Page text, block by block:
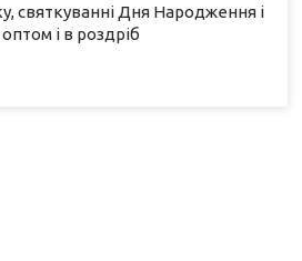
святкуванні Дня Народження і
і в роздріб